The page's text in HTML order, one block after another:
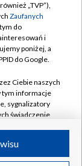
„TVP”),
Zaufanych
do
i
poniżej, a
do Google.
Ciebie naszych
tym informacje
sygnalizatory
świadczenie